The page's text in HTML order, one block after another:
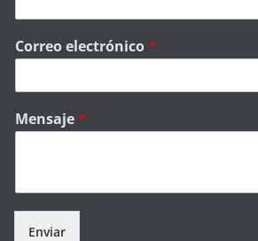
Correo electrónico*
Mensaje*
Enviar